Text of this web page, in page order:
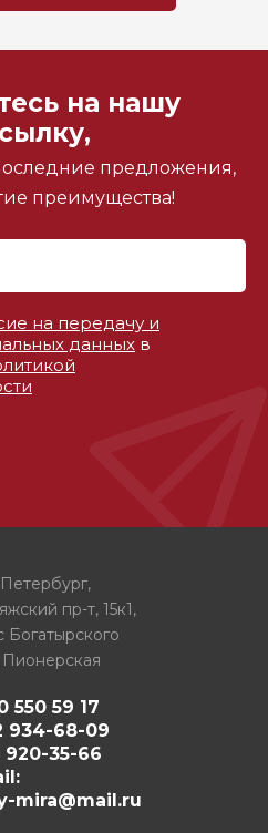
на нашу
предложения,
преимущества!
на передачу и
данных в
пр-т, 15к1,
Богатырского
Пионерская
550 59 17
934-68-09
920-35-66
mira@mail.ru